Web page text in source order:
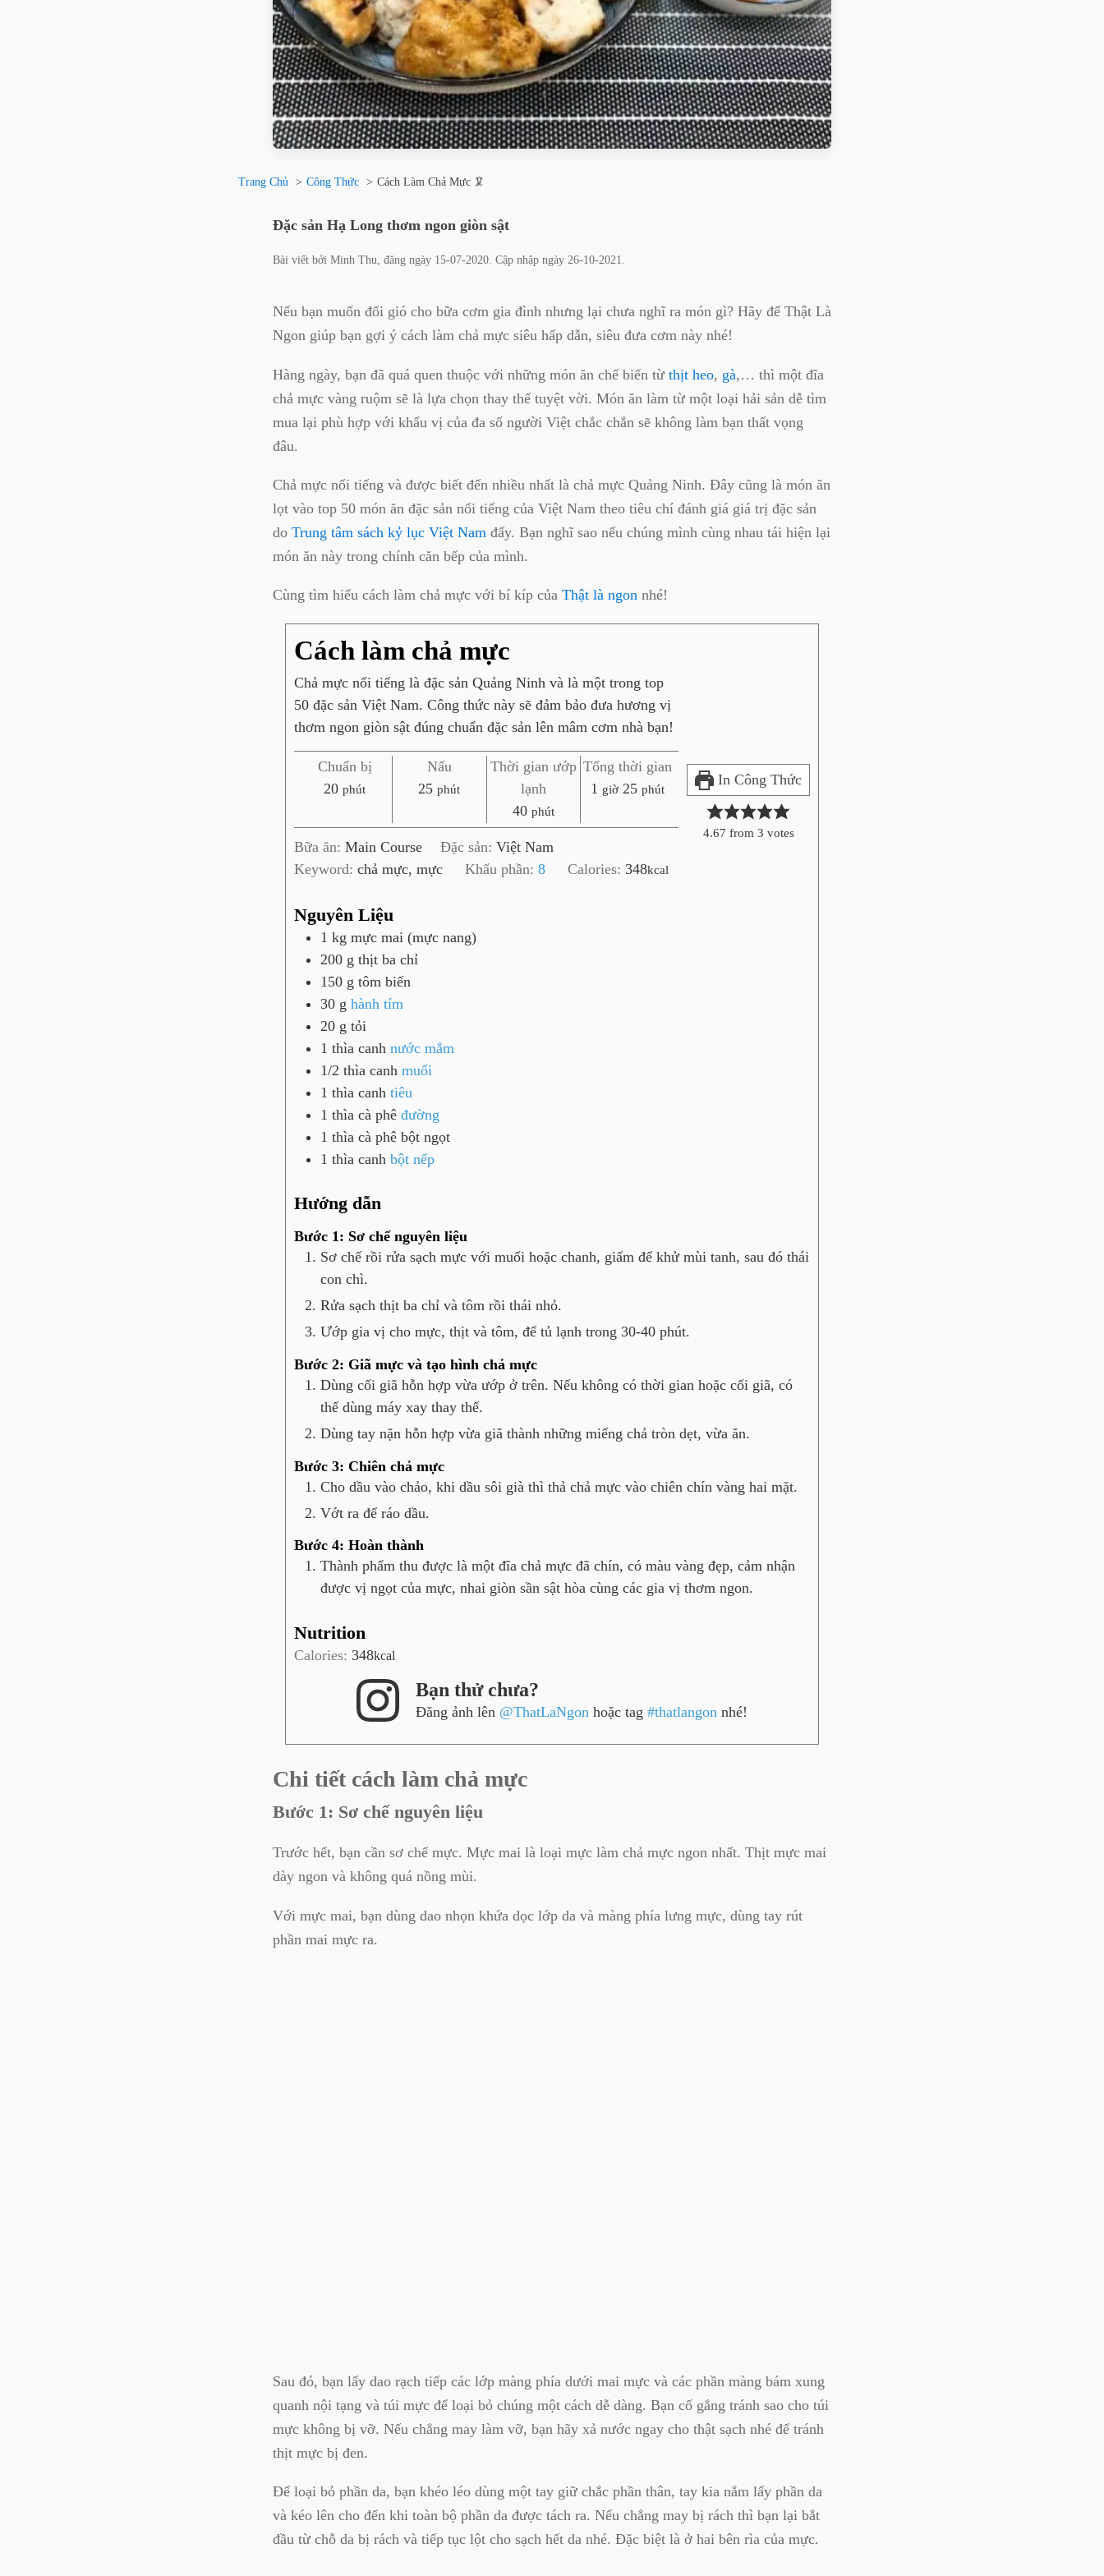
Trang Chủ Công Thức Cách Làm Chả Mực 🦑
Đặc sản Hạ Long thơm ngon giòn sật
Bài viết bởi Minh Thu , đăng ngày 15-07-2020 . Cập nhập ngày 26-10-2021
Nếu bạn muốn đổi gió cho bữa cơm gia đình nhưng lại chưa nghĩ ra món gì? Hãy để Thật Là
Ngon giúp bạn gợi ý cách làm chả mực siêu hấp dẫn, siêu đưa cơm này nhé!
Hàng ngày, bạn đã quá quen thuộc với những món ăn chế biến từ thịt heo, gà,… thì một đĩa
chả mực vàng ruộm sẽ là lựa chọn thay thế tuyệt vời. Món ăn làm từ một loại hải sản dễ tìm
mua lại phù hợp với khẩu vị của đa số người Việt chắc chắn sẽ không làm bạn thất vọng
đâu.
Chả mực nổi tiếng và được biết đến nhiều nhất là chả mực Quảng Ninh. Đây cũng là món ăn
lọt vào top 50 món ăn đặc sản nổi tiếng của Việt Nam theo tiêu chí đánh giá giá trị đặc sản
do Trung tâm sách kỷ lục Việt Nam đấy. Bạn nghĩ sao nếu chúng mình cùng nhau tái hiện lại
món ăn này trong chính căn bếp của mình.
Cùng tìm hiểu cách làm chả mực với bí kíp của Thật là ngon nhé!
In Công Thức
4.67 from 3 votes
Cách làm chả mực
Chả mực nổi tiếng là đặc sản Quảng Ninh và là một trong top
50 đặc sản Việt Nam. Công thức này sẽ đảm bảo đưa hương vị
thơm ngon giòn sật đúng chuẩn đặc sản lên mâm cơm nhà bạn!
Chuẩn bị
20p
ú
t
phút
Nấu
25p
ú
phút
Thời gian ướp
lạnh
40p
h
ú
t
phút
Tổng thời gian
1 g
ờ
giờ 25p
ú
phút
Bữa ăn: Main Course Đặc sản:Việt Nam
Keyword: chả mực, mực Khẩu phần:8 Calories:348kcal
Nguyên Liệu
1 kg mực mai (mực nang)
200 g thịt ba chỉ
150 g tôm biển
30 g hành tím
20 g tỏi
1 thìa canh nước mắm
1/2 thìa canh muối
1 thìa canh tiêu
1 thìa cà phê đường
1 thìa cà phê bột ngọt
1 thìa canh bột nếp
Hướng dẫn
Bước 1: Sơ chế nguyên liệu
Sơ chế rồi rửa sạch mực với muối hoặc chanh, giấm để khử mùi tanh, sau đó thái
con chì.
Rửa sạch thịt ba chỉ và tôm rồi thái nhỏ.
Ướp gia vị cho mực, thịt và tôm, để tủ lạnh trong 30-40 phút.
Bước 2: Giã mực và tạo hình chả mực
Dùng cối giã hỗn hợp vừa ướp ở trên. Nếu không có thời gian hoặc cối giã, có
thể dùng máy xay thay thế.
Dùng tay nặn hỗn hợp vừa giã thành những miếng chả tròn dẹt, vừa ăn.
Bước 3: Chiên chả mực
Cho dầu vào chảo, khi dầu sôi già thì thả chả mực vào chiên chín vàng hai mặt.
Vớt ra để ráo dầu.
Bước 4: Hoàn thành
Thành phẩm thu được là một đĩa chả mực đã chín, có màu vàng đẹp, cảm nhận
được vị ngọt của mực, nhai giòn sần sật hòa cùng các gia vị thơm ngon.
Nutrition
Calories: 348kcal
Bạn thử chưa?
Đăng ảnh lên @ThatLaNgon hoặc tag#thatlangon nhé!
Chi tiết cách làm chả mực
Bước 1: Sơ chế nguyên liệu
Trước hết, bạn cần sơ chế mực. Mực mai là loại mực làm chả mực ngon nhất. Thịt mực mai
dày ngon và không quá nồng mùi.
Với mực mai, bạn dùng dao nhọn khứa dọc lớp da và màng phía lưng mực, dùng tay rút
phần mai mực ra.
Sau đó, bạn lấy dao rạch tiếp các lớp màng phía dưới mai mực và các phần màng bám xung
quanh nội tạng và túi mực để loại bỏ chúng một cách dễ dàng. Bạn cố gắng tránh sao cho túi
mực không bị vỡ. Nếu chẳng may làm vỡ, bạn hãy xả nước ngay cho thật sạch nhé để tránh
thịt mực bị đen.
Để loại bỏ phần da, bạn khéo léo dùng một tay giữ chắc phần thân, tay kia nắm lấy phần da
và kéo lên cho đến khi toàn bộ phần da được tách ra. Nếu chẳng may bị rách thì bạn lại bắt
đầu từ chỗ da bị rách và tiếp tục lột cho sạch hết da nhé. Đặc biệt là ở hai bên rìa của mực.